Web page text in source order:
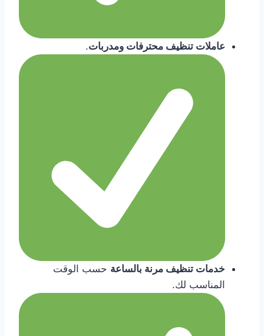
عاملات تنظيف محترفات ومدربات.
خدمات تنظيف مرنة بالساعة حسب الوقت
المناسب لك.